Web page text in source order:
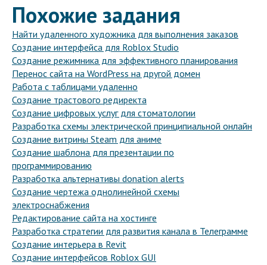
Похожие задания
Найти удаленного художника для выполнения заказов
Создание интерфейса для Roblox Studio
Создание режимника для эффективного планирования
Перенос сайта на WordPress на другой домен
Работа с таблицами удаленно
Создание трастового редиректа
Создание цифровых услуг для стоматологии
Разработка схемы электрической принципиальной онлайн
Создание витрины Steam для аниме
Создание шаблона для презентации по
программированию
Разработка альтернативы donation alerts
Создание чертежа однолинейной схемы
электроснабжения
Редактирование сайта на хостинге
Разработка стратегии для развития канала в Телеграмме
Создание интерьера в Revit
Создание интерфейсов Roblox GUI